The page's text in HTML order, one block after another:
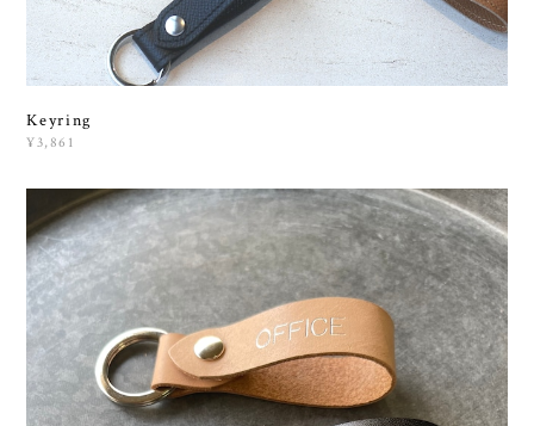
Keyring
¥3,861